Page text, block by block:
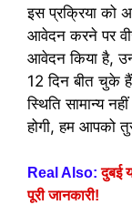
इस प्रक्रिया को
आवेदन करने पर
आवेदन किया है,
12 दिन बीत चुके
स्थिति सामान्य
होगी, हम आपको
Real Also: दुबई
पूरी जानकारी!